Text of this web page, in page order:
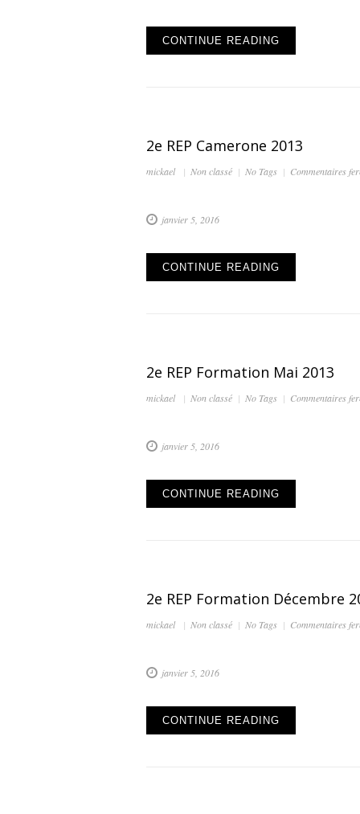
CONTINUE READING
2e REP Camerone 2013
mickael Non classé No Tags Commentaires
janvier 5, 2016
CONTINUE READING
2e REP Formation Mai 2013
mickael Non classé No Tags Commentaires
janvier 5, 2016
CONTINUE READING
2e REP Formation Décembre
mickael Non classé No Tags Commentaires
janvier 5, 2016
CONTINUE READING